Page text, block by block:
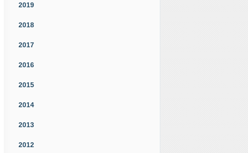
2019
2018
2017
2016
2015
2014
2013
2012